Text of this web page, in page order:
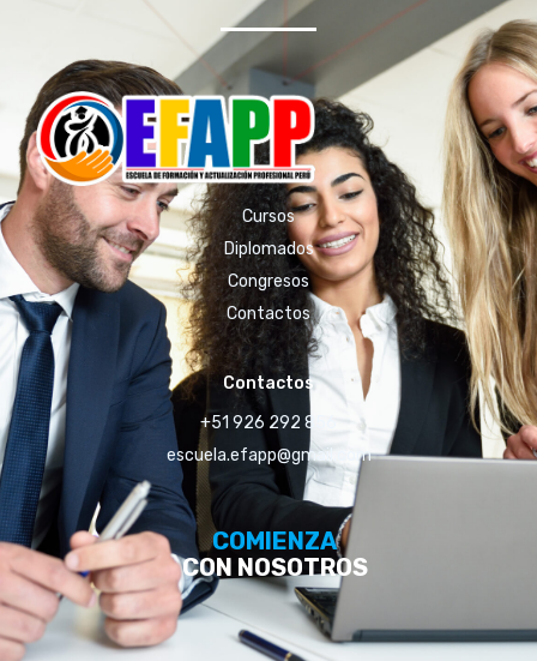
Cursos
Diplomados
Congresos
Contactos
Contactos
+51 926 292 856
escuela.efapp@gmail.com
COMIENZA
CON NOSOTROS